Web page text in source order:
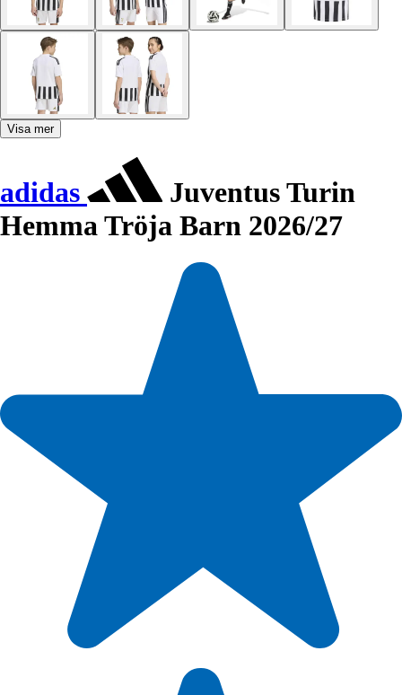
Visa mer
adidas
Juventus Turin
Hemma Tröja Barn 2026/27